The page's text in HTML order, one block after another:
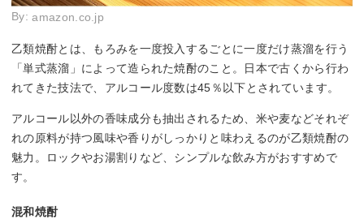
By:amazon.co.jp
乙類焼酎とは、もろみを一度投入するごとに一度だけ蒸溜を行う
「単式蒸溜」によって造られた焼酎のこと。日本で古くから行わ
れてきた技法で、アルコール度数は45％以下とされています。
アルコール以外の香味成分も抽出されるため、米や麦などそれぞ
れの原料が持つ風味や香りがしっかりと味わえるのが乙類焼酎の
魅力。ロックやお湯割りなど、シンプルな飲み方がおすすめで
す。
混和焼酎